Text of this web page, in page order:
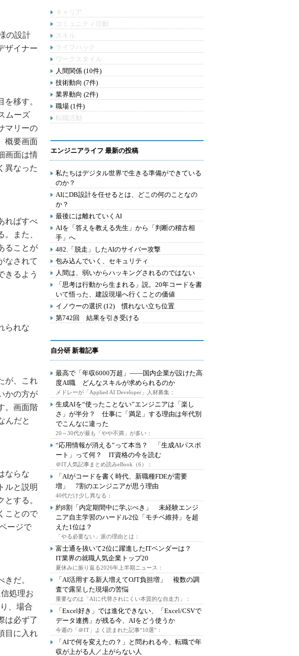
の設計
ザイナー
移す。
ムーズ
マリーの
概要画面
画面は情
異なった
ればすべ
また、
ることが
なされて
きるよう
られな
が、これ
かの方が
。画面階
んだと
ならな
ルと説明
する。
ことので
ージで
だ。
処理お
、場合
は必ず了
目に入れ
キャリア
コミュニティ活動
スキル
ライフハック
ワークスタイル
人間関係 (10件)
技術動向 (7件)
業界動向 (2件)
職場 (1件)
転職活動
エンジニアライフ 最新の投稿
私たちはデジタル世界で生きる準備ができている
のか？
AIにDB設計を任せるとは、どこの何のことなの
か？
最後には離れていくAI
AIを「答えを教える先生」から「判断の稽古相
手」へ
482.「脱走」したAIのサイバー攻撃
包み込んでいく、セキュリティ
人間は、弱いからハッキングされるのではない
「思考は行動から生まれる」説。20年コードを書
いて悟った、建設現場へ行くことの価値
イノウーの選択 (12) 慣れない立ち位置
第742回 結果を引き受ける
自分研 新着記事
最高で「年収6000万超」――国内企業が設けた高
度AI職 どんなスキルが求められるのか
メドレーが「Applied AI Developer」人材募集：
生成AIを“使ったことない”エンジニアは「楽し
さ」が半分？ 仕事に「満足」する理由は年代別
でこんなに違った
20～30代が最も「やや不満」が多い：
“応用情報が消える”って本当？ 「生成AIパスポ
ート」って何？ IT資格の今を読む
＠IT人気記事まとめ読みeBook（6）：
「AIがコードを書く時代、新職種FDEが需要
増」 7割のエンジニアが思う理由
40代だけ少し異なる：
約8割「内定期間中に学ぶべき」 未経験エンジ
ニア自主学習のハードル2位「モチベ維持」を超
えた1位は？
「やる必要ない」派の理由とは：
富士通を抜いて2位に躍進したITベンダーは？
IT業界の就職人気企業トップ20
夏休みに振り返る2026年上半期ニュース：
「AI活用する新人増えてOJT負担増」 複数の調
査で露呈した現場の苦悩
重要なのは「AIに代替されにくい本質的な自走力」：
「Excel好き」では進化できない、「Excel/CSVで
データ連携」が残る今、AIをどう使うか
今週の「＠IT」よく読まれた記事“10選”：
「AIで何を変えたの？」と問われる今、転職で年
収が上がる人／上がらない人